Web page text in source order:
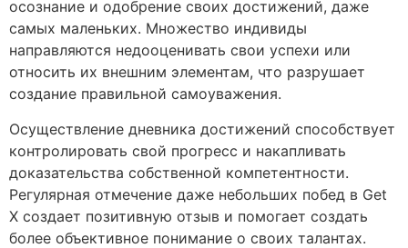
осознание и одобрение своих достижений, даже
самых маленьких. Множество индивиды
направляются недооценивать свои успехи или
относить их внешним элементам, что разрушает
создание правильной самоуважения.
Осуществление дневника достижений способствует
контролировать свой прогресс и накапливать
доказательства собственной компетентности.
Регулярная отмечение даже небольших побед в Get
X создает позитивную отзыв и помогает создать
более объективное понимание о своих талантах.